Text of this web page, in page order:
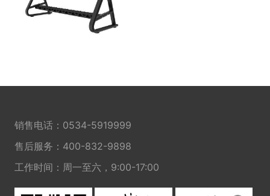
销售电话： 0534-5919999
售后服务： 400-832-9898
工作时间：周一至六，9:00-17:00